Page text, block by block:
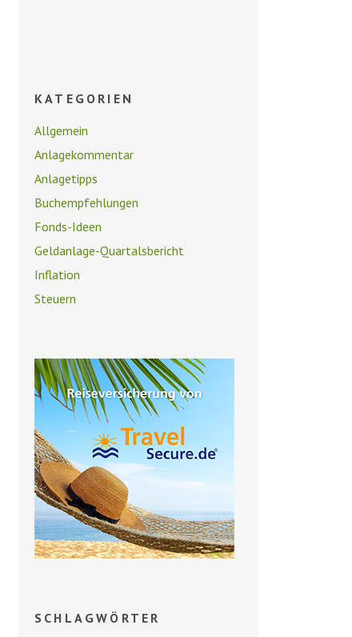
KATEGORIEN
Allgemein
Anlagekommentar
Anlagetipps
Buchempfehlungen
Fonds-Ideen
Geldanlage-Quartalsbericht
Inflation
Steuern
SCHLAGWÖRTER